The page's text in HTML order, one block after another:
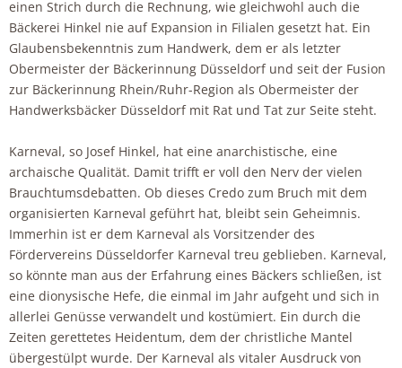
einen Strich durch die Rechnung, wie gleichwohl auch die
Bäckerei Hinkel nie auf Expansion in Filialen gesetzt hat. Ein
Glaubensbekenntnis zum Handwerk, dem er als letzter
Obermeister der Bäckerinnung Düsseldorf und seit der Fusion
zur Bäckerinnung Rhein/Ruhr-Region als Obermeister der
Handwerksbäcker Düsseldorf mit Rat und Tat zur Seite steht.
Karneval, so Josef Hinkel, hat eine anarchistische, eine
archaische Qualität. Damit trifft er voll den Nerv der vielen
Brauchtumsdebatten. Ob dieses Credo zum Bruch mit dem
organisierten Karneval geführt hat, bleibt sein Geheimnis.
Immerhin ist er dem Karneval als Vorsitzender des
Fördervereins Düsseldorfer Karneval treu geblieben. Karneval,
so könnte man aus der Erfahrung eines Bäckers schließen, ist
eine dionysische Hefe, die einmal im Jahr aufgeht und sich in
allerlei Genüsse verwandelt und kostümiert. Ein durch die
Zeiten gerettetes Heidentum, dem der christliche Mantel
übergestülpt wurde. Der Karneval als vitaler Ausdruck von